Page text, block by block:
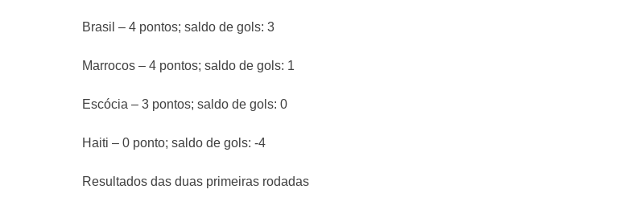
Brasil – 4 pontos; saldo de gols: 3
Marrocos – 4 pontos; saldo de gols: 1
Escócia – 3 pontos; saldo de gols: 0
Haiti – 0 ponto; saldo de gols: -4
Resultados das duas primeiras rodadas